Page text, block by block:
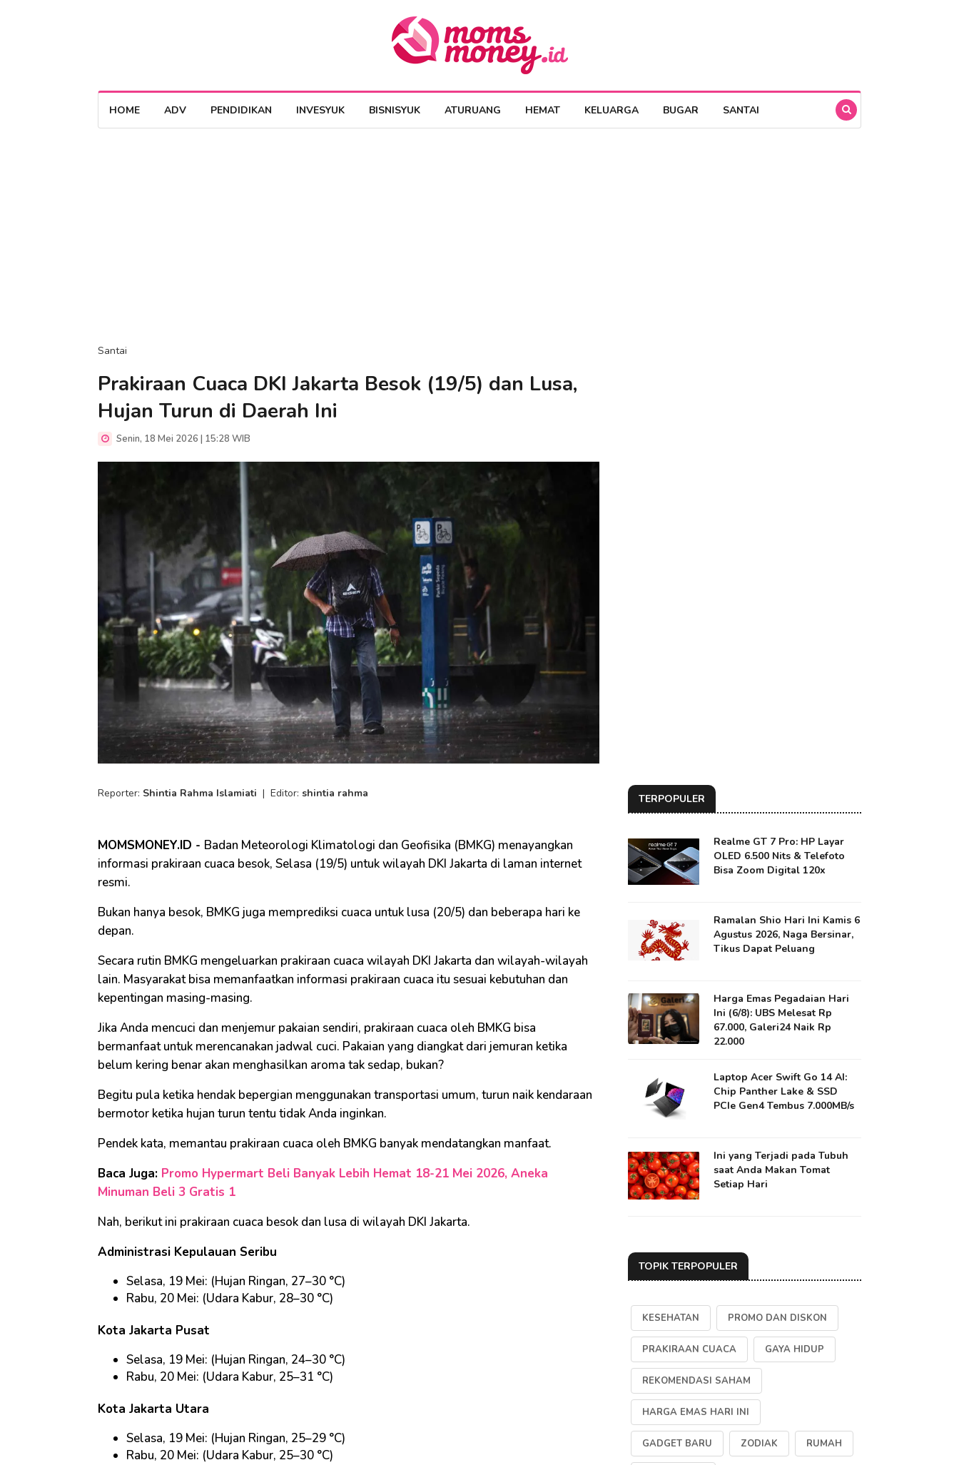
HOME ADV PENDIDIKAN INVESYUK BISNISYUK ATURUANG HEMAT KELUARGA BUGAR SANTAI
Santai
Prakiraan Cuaca DKI Jakarta Besok (19/5) dan Lusa,
Hujan Turun di Daerah Ini
Senin, 18 Mei 2026 | 15:28 WIB
Reporter: Shintia Rahma Islamiati | Editor: shintia rahma
MOMSMONEY.ID - Badan Meteorologi Klimatologi dan Geofisika (BMKG) menayangkan
informasi prakiraan cuaca besok, Selasa (19/5) untuk wilayah DKI Jakarta di laman internet
resmi.
Bukan hanya besok, BMKG juga memprediksi cuaca untuk lusa (20/5) dan beberapa hari ke
depan.
Secara rutin BMKG mengeluarkan prakiraan cuaca wilayah DKI Jakarta dan wilayah-wilayah
lain. Masyarakat bisa memanfaatkan informasi prakiraan cuaca itu sesuai kebutuhan dan
kepentingan masing-masing.
Jika Anda mencuci dan menjemur pakaian sendiri, prakiraan cuaca oleh BMKG bisa
bermanfaat untuk merencanakan jadwal cuci. Pakaian yang diangkat dari jemuran ketika
belum kering benar akan menghasilkan aroma tak sedap, bukan?
Begitu pula ketika hendak bepergian menggunakan transportasi umum, turun naik kendaraan
bermotor ketika hujan turun tentu tidak Anda inginkan.
Pendek kata, memantau prakiraan cuaca oleh BMKG banyak mendatangkan manfaat.
Baca Juga: Promo Hypermart Beli Banyak Lebih Hemat 18-21 Mei 2026, Aneka
Minuman Beli 3 Gratis 1
Nah, berikut ini prakiraan cuaca besok dan lusa di wilayah DKI Jakarta.
Administrasi Kepulauan Seribu
Selasa, 19 Mei: (Hujan Ringan, 27–30 °C)
Rabu, 20 Mei: (Udara Kabur, 28–30 °C)
Kota Jakarta Pusat
Selasa, 19 Mei: (Hujan Ringan, 24–30 °C)
Rabu, 20 Mei: (Udara Kabur, 25–31 °C)
Kota Jakarta Utara
Selasa, 19 Mei: (Hujan Ringan, 25–29 °C)
Rabu, 20 Mei: (Udara Kabur, 25–30 °C)
TERPOPULER
Realme GT 7 Pro: HP Layar
OLED 6.500 Nits & Telefoto
Bisa Zoom Digital 120x
Ramalan Shio Hari Ini Kamis 6
Agustus 2026, Naga Bersinar,
Tikus Dapat Peluang
Harga Emas Pegadaian Hari
Ini (6/8): UBS Melesat Rp
67.000, Galeri24 Naik Rp
22.000
Laptop Acer Swift Go 14 AI:
Chip Panther Lake & SSD
PCIe Gen4 Tembus 7.000MB/s
Ini yang Terjadi pada Tubuh
saat Anda Makan Tomat
Setiap Hari
TOPIK TERPOPULER
KESEHATAN PROMO DAN DISKON
PRAKIRAAN CUACA GAYA HIDUP
REKOMENDASI SAHAM
HARGA EMAS HARI INI
GADGET BARU ZODIAK RUMAH